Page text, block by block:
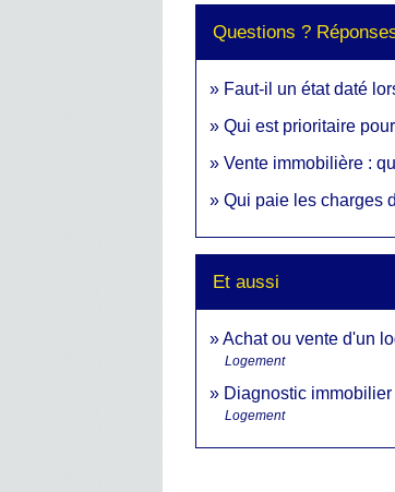
Questions ?
Faut-il un état daté
Qui est prioritaire
Vente immobilière :
Qui paie les charges
Et aussi
Achat ou vente d'un
Logement
Diagnostic
Logement